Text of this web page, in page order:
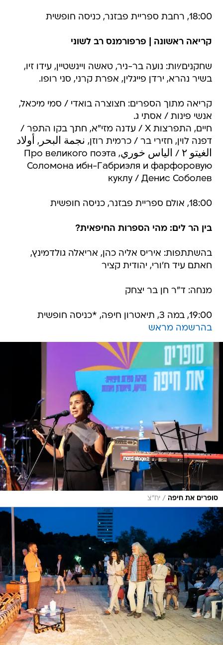
18:00, רחבת ספריית פבזנר, כניסה חופשית
קריאה ראשונה | פרפורמנס רב לשוני
שחקנים/יות: נועה בר-ניר, טאשה ויינשטיין, עידו זיו,
בשיר נהרא, ירדן פייגלין, אפרת קרני, סני רופו.
קריאה מתוך הספרים: חצוצרה בואדי / סמי מיכאל,
אנשי פינות / אסתי ג.
חיים, התפרצות X / עדנה מזי"א, חתך בקו התפר /
דפנה לוין, חזירי בר / כרמית רוזן, نجمة البحر, أولاد
الغيتو ٢ / الياس خوري, Про великого поэта
Соломона ибн-Габриэля и фарфоровую
куклу / Денис Соболев
18:00, אולם ספריית פבזנר, כניסה חופשית
בין הר לים: מהי הספרות החיפאית?
בהשתתפות: איריס אליה כהן, אריאלה גולדמינץ,
חאתם עיד ח'ורי, יהודית קציר
מנחה: ד"ר חן בר יצחק
19:00, במה 3, תיאטרון חיפה, *כניסה חופשית
בהרשמה מראש
סופרים את חיפה / יח"צ